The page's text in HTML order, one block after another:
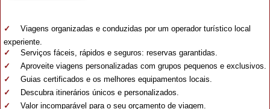
Viagens organizadas e conduzidas por um operador turístico local
experiente.
Serviços fáceis, rápidos e seguros: reservas garantidas.
Aproveite viagens personalizadas com grupos pequenos e exclusivos.
Guias certificados e os melhores equipamentos locais.
Descubra itinerários únicos e personalizados.
Valor incomparável para o seu orçamento de viagem.